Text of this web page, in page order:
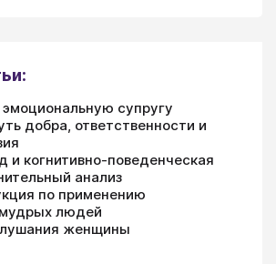
эмоциональную супругу
добра, ответственности и
и когнитивно-поведенческая
анализ
по применению
людей
женщины